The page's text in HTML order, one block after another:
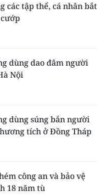
Tây
các tập thể, cá nhân bắt
dùng dao đâm người
Nội
dùng súng bắn người
tích ở Đồng Tháp
công an và bảo vệ
18 năm tù